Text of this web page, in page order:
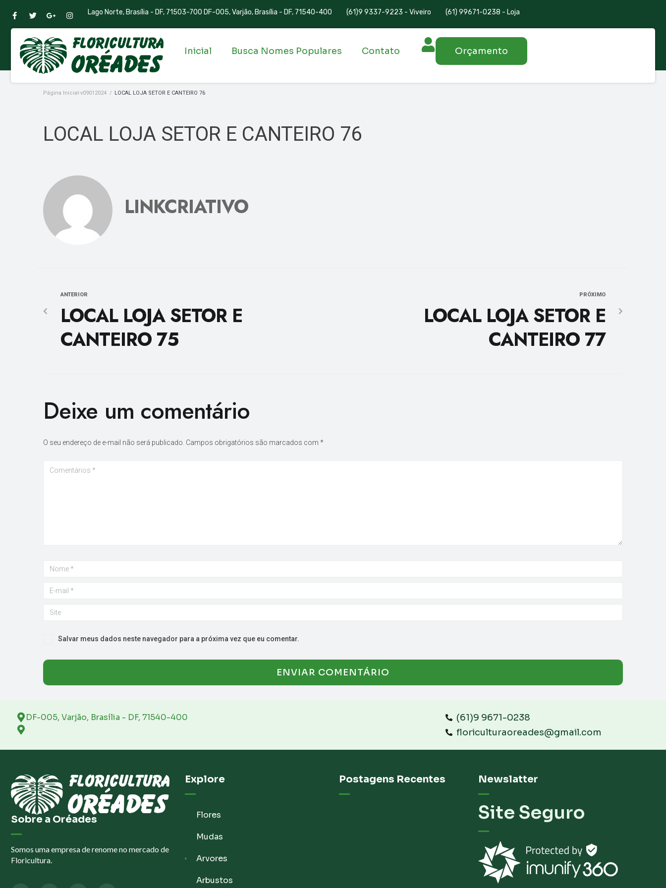
Lago Norte, Brasília - DF, 71503-700 DF-005, Varjão, Brasília - DF, 71540-400 (61)9 9337-9223 - Viveiro (61) 99671-0238 - Loja
Inicial Busca Nomes Populares Contato Orçamento
Página Inicial-v09012024 / LOCAL LOJA SETOR E CANTEIRO 76
LOCAL LOJA SETOR E CANTEIRO 76
LINKCRIATIVO
ANTERIOR
LOCAL LOJA SETOR E
CANTEIRO 75
PRÓXIMO
LOCAL LOJA SETOR E
CANTEIRO 77
Deixe um comentário
O seu endereço de e-mail não será publicado. Campos obrigatórios são marcados com *
Salvar meus dados neste navegador para a próxima vez que eu comentar.
DF-005, Varjão, Brasília - DF, 71540-400
(61)9 9671-0238
floriculturaoreades@gmail.com
Sobre a Oréades
Somos uma empresa de renome no mercado de
Floricultura.
Explore
Flores
Mudas
Arvores
Arbustos
Postagens Recentes Newslatter
Site Seguro